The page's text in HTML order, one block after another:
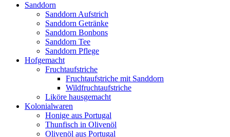
Sanddorn
Sanddorn Aufstrich
Sanddorn Getränke
Sanddorn Bonbons
Sanddorn Tee
Sanddorn Pflege
Hofgemacht
Fruchtaufstriche
Fruchtaufstriche mit Sanddorn
Wildfruchtaufstriche
Liköre hausgemacht
Kolonialwaren
Honige aus Portugal
Thunfisch in Olivenöl
Olivenöl aus Portugal